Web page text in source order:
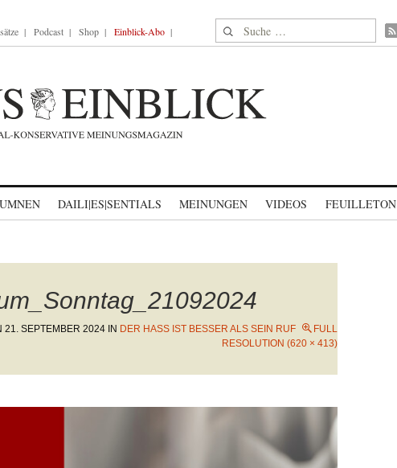
Podcast Shop Einblick-Abo Suche nach:
DAILI|ES|SENTIALS MEINUNGEN VIDEOS FEUILLETON
21. SEPTEMBER 2024 IN DER HASS IST BESSER ALS SEIN RUF
FULL
RESOLUTION (620 × 413)